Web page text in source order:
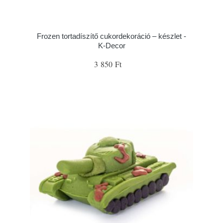
Frozen tortadíszítő cukordekoráció – készlet -
K-Decor
3 850 Ft